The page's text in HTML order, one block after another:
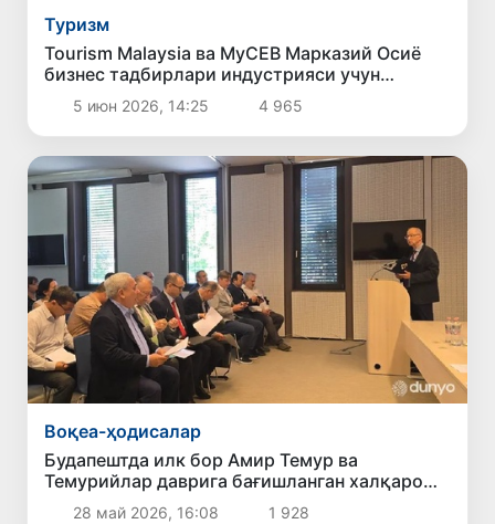
Туризм
Tourism Malaysia ва MyCEB Марказий Осиё
бизнес тадбирлари индустрияси учун
Малайзия имкониятларини илк бор тақдим
этди5 июн 2026, 14:25 4 965
Воқеа-ҳодисалар
Будапештда илк бор Амир Темур ва
Темурийлар даврига бағишланган халқаро
илмий конференция бўлиб ўтди
28 май 2026, 16:08 1 928